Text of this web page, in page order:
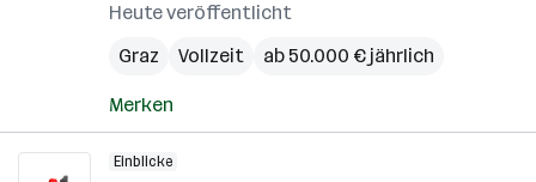
Heute veröffentlicht
Graz
Vollzeit ab 50.000 € jährlich
Merken
Einblicke